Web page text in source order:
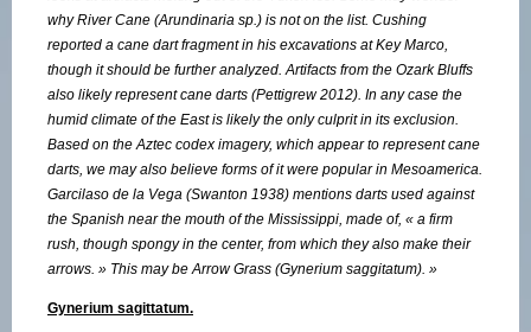
why River Cane (Arundinaria sp.) is not on the list. Cushing
reported a cane dart fragment in his excavations at Key Marco,
though it should be further analyzed. Artifacts from the Ozark Bluffs
also likely represent cane darts (Pettigrew 2012). In any case the
humid climate of the East is likely the only culprit in its exclusion.
Based on the Aztec codex imagery, which appear to represent cane
darts, we may also believe forms of it were popular in Mesoamerica.
Garcilaso de la Vega (Swanton 1938) mentions darts used against
the Spanish near the mouth of the Mississippi, made of, « a firm
rush, though spongy in the center, from which they also make their
arrows. » This may be Arrow Grass (Gynerium saggitatum). »
Gynerium sagittatum.